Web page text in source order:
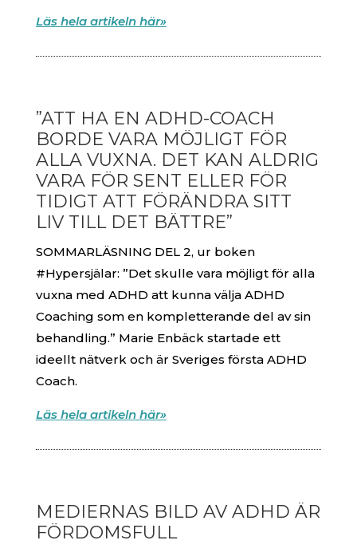
Läs hela artikeln här»
”ATT HA EN ADHD-COACH
BORDE VARA MÖJLIGT FÖR
ALLA VUXNA. DET KAN ALDRIG
VARA FÖR SENT ELLER FÖR
TIDIGT ATT FÖRÄNDRA SITT
LIV TILL DET BÄTTRE”
SOMMARLÄSNING DEL 2, ur boken
#Hypersjälar: ”Det skulle vara möjligt för alla
vuxna med ADHD att kunna välja ADHD
Coaching som en kompletterande del av sin
behandling.” Marie Enbäck startade ett
ideellt nätverk och är Sveriges första ADHD
Coach.
Läs hela artikeln här»
MEDIERNAS BILD AV ADHD ÄR
FÖRDOMSFULL